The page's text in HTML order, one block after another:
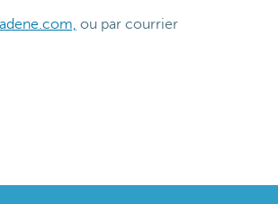
ou par courrier